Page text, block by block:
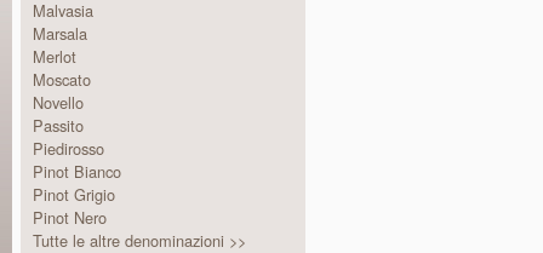
Malvasia
Marsala
Merlot
Moscato
Novello
Passito
Piedirosso
Pinot Bianco
Pinot Grigio
Pinot Nero
Tutte le altre denominazioni >>